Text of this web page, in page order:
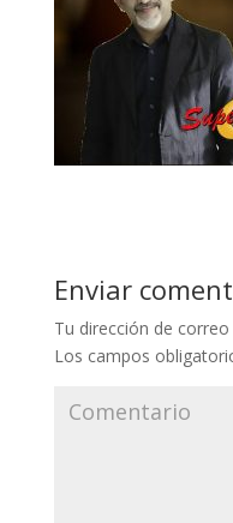
Enviar
Tu dirección de
Los campos